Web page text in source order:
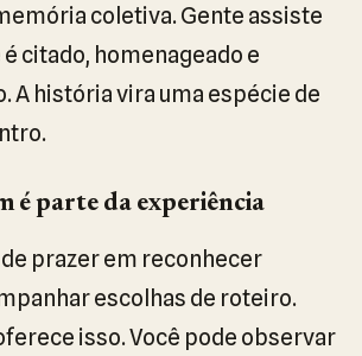
coletiva. Gente assiste
citado, homenageado e
A história vira uma espécie de
é parte da experiência
prazer em reconhecer
escolhas de roteiro.
isso. Você pode observar